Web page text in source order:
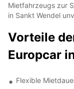
Mietfahrzeugs zur
in Sankt Wendel
Vorteile
Europcar
Flexible